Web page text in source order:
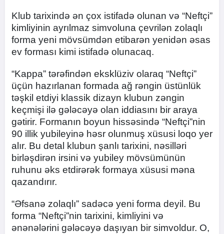
Klub tarixində ən çox istifadə olunan və “Neftçi”
kimliyinin ayrılmaz simvoluna çevrilən zolaqlı
forma yeni mövsümdən etibarən yenidən əsas
ev forması kimi istifadə olunacaq.
“Kappa” tərəfindən eksklüziv olaraq “Neftçi”
üçün hazırlanan formada ağ rəngin üstünlük
təşkil etdiyi klassik dizayn klubun zəngin
keçmişi ilə gələcəyə olan iddiasını bir araya
gətirir. Formanın boyun hissəsində “Neftçi”nin
90 illik yubileyinə həsr olunmuş xüsusi loqo yer
alır. Bu detal klubun şanlı tarixini, nəsilləri
birləşdirən irsini və yubiley mövsümünün
ruhunu əks etdirərək formaya xüsusi məna
qazandırır.
“Əfsanə zolaqlı” sadəcə yeni forma deyil. Bu
forma “Neftçi”nin tarixini, kimliyini və
ənənələrini gələcəyə daşıyan bir simvoldur. O,